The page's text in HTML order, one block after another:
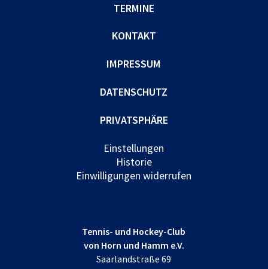
TERMINE
KONTAKT
IMPRESSUM
DATENSCHUTZ
PRIVATSPHÄRE
Einstellungen
Historie
Einwilligungen widerrufen
Tennis- und Hockey-Club
von Horn und Hamm e.V.
Saarlandstraße 69